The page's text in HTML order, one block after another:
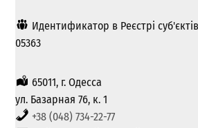
Идентификатор в Реєстрі
05363
65011, г. Одесса
ул. Базарная 76, к. 1
+38 (048) 734-22-77